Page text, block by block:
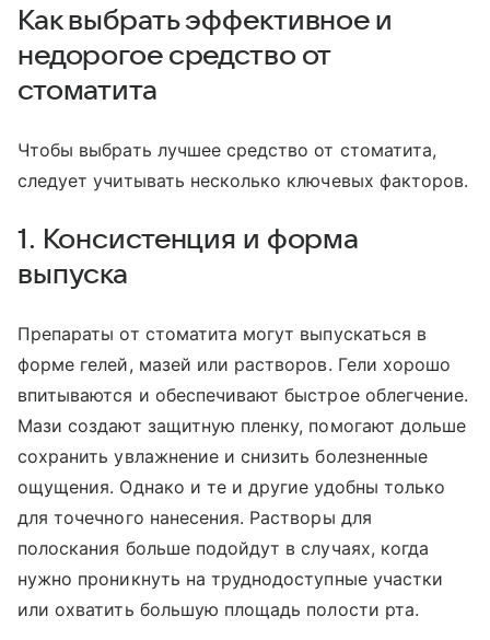
Как выбрать эффективное и
недорогое средство от
стоматита
Чтобы выбрать лучшее средство от стоматита,
следует учитывать несколько ключевых факторов.
1. Консистенция и форма
выпуска
Препараты от стоматита могут выпускаться в
форме гелей, мазей или растворов. Гели хорошо
впитываются и обеспечивают быстрое облегчение.
Мази создают защитную пленку, помогают дольше
сохранить увлажнение и снизить болезненные
ощущения. Однако и те и другие удобны только
для точечного нанесения. Растворы для
полоскания больше подойдут в случаях, когда
нужно проникнуть на труднодоступные участки
или охватить большую площадь полости рта.